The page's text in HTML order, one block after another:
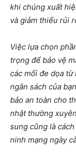
khi chúng xuất
và giảm thiểu rủi
Việc lựa chọn
trọng để bảo vệ
các mối đe dọa
ngân sách của
bảo an toàn cho
nhật thường
sung cũng là
ninh mạng ngày